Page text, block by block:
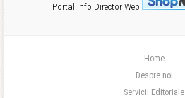
Portal Info Director Web
Home
Despre noi
Servicii Editoriale